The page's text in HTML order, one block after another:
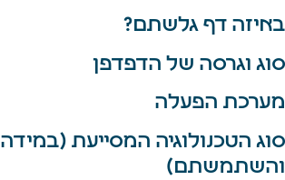
באיזה דף גלשתם?
סוג וגרסה של הדפדפן
מערכת הפעלה
סוג הטכנולוגיה המסייעת (במידה
והשתמשתם)